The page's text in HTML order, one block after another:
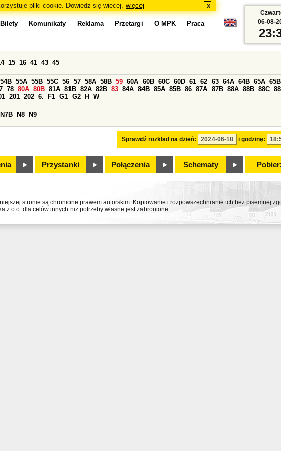
pliki cookie. Dowiedz się więcej. więcej x
Bilety Komunikaty Reklama Przetargi O MPK Praca
Sprawdź rozkład na dzień: i godzinę:
15 16 41 43 45
54B 55A 55B 55C 56 57 58A 58B 59 60A 60B 60C 60D 61 62 63 64A 64B 65A 65B
78 80A 80B 81A 81B 82A 82B 83 84A 84B 85A 85B 86 87A 87B 88A 88B 88C
201 202 6. F1 G1 G2 H W
N7B N8 N9
Przystanki Połączenia Schematy
06-08-
stronie są chronione prawem autorskim. Kopiowanie i rozpowszechnianie ich bez pisemnej
z o.o. dla celów innych niż potrzeby własne jest zabronione.